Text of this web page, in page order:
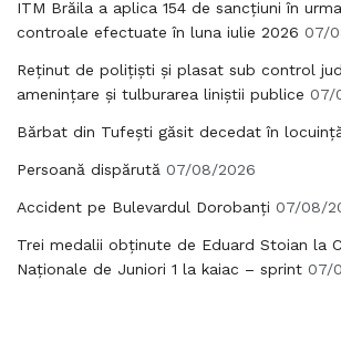
ITM Brăila a aplica 154 de sancțiuni în
controale efectuate în luna iulie 2026 07/
Reținut de polițiști și plasat sub control
amenințare și tulburarea liniștii publice 07/
Bărbat din Tufești găsit decedat în
Persoană dispărută 07/08/2026
Accident pe Bulevardul Dorobanți 07/08/
Trei medalii obținute de Eduard Stoian la
Naționale de Juniori 1 la kaiac – sprint 07/